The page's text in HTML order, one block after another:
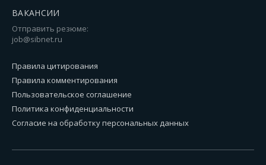
ВАКАНСИИ
Отправить резюме:
job@sibnet.ru
Правила цитирования
Правила комментирования
Пользовательское соглашение
Политика конфиденциальности
Согласие на обработку персональных данных